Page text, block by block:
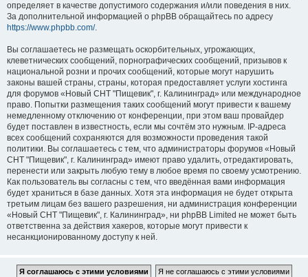
определяет в качестве допустимого содержания и/или поведения в них.
За дополнительной информацией о phpBB обращайтесь по адресу
https://www.phpbb.com/.
Вы соглашаетесь не размещать оскорбительных, угрожающих,
клеветнических сообщений, порнографических сообщений, призывов к
национальной розни и прочих сообщений, которые могут нарушить
законы вашей страны, страны, которая предоставляет услуги хостинга
для форумов «Новый СНТ "Пищевик", г. Калининград» или международное
право. Попытки размещения таких сообщений могут привести к вашему
немедленному отключению от конференции, при этом ваш провайдер
будет поставлен в известность, если мы сочтём это нужным. IP-адреса
всех сообщений сохраняются для возможности проведения такой
политики. Вы соглашаетесь с тем, что администраторы форумов «Новый
СНТ "Пищевик", г. Калининград» имеют право удалить, отредактировать,
перенести или закрыть любую тему в любое время по своему усмотрению.
Как пользователь вы согласны с тем, что введённая вами информация
будет храниться в базе данных. Хотя эта информация не будет открыта
третьим лицам без вашего разрешения, ни администрация конференции
«Новый СНТ "Пищевик", г. Калининград», ни phpBB Limited не может быть
ответственна за действия хакеров, которые могут привести к
несанкционированному доступу к ней.